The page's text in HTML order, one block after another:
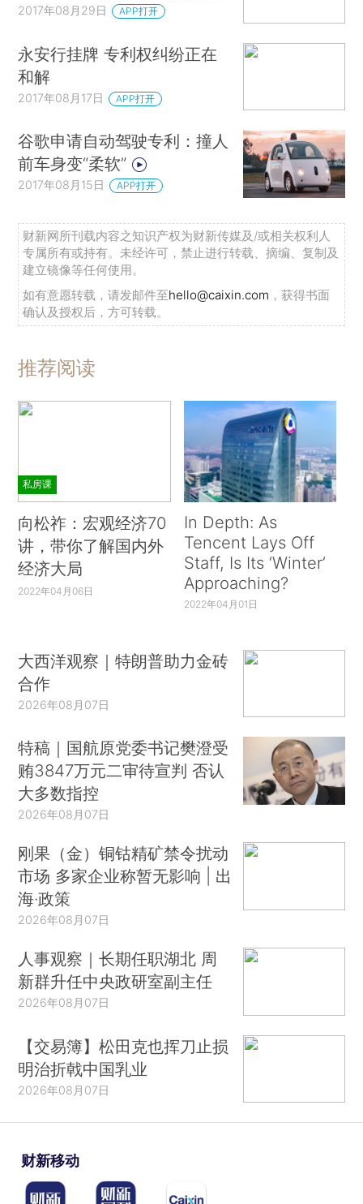
2017年08月29日 APP打开
永安行挂牌 专利权纠纷正在
和解
2017年08月17日 APP打开
谷歌申请自动驾驶专利：撞人
前车身变“柔软”
2017年08月15日 APP打开
财新网所刊载内容之知识产权为财新传媒及/或相关权利人
专属所有或持有。未经许可，禁止进行转载、摘编、复制及
建立镜像等任何使用。
如有意愿转载，请发邮件至hello@caixin.com ，获得书面
确认及授权后，方可转载。
推荐阅读
私房课
向松祚：宏观经济70
讲，带你了解国内外
经济大局
2022年04月06日
In Depth: As
Tencent Lays Off
Staff, Is Its ‘Winter’
Approaching?
2022年04月01日
大西洋观察｜特朗普助力金砖
合作
2026年08月07日
特稿｜国航原党委书记樊澄受
贿3847万元二审待宣判 否认
大多数指控
2026年08月07日
刚果（金）铜钴精矿禁令扰动
市场 多家企业称暂无影响 | 出
海·政策
2026年08月07日
人事观察｜长期任职湖北 周
新群升任中央政研室副主任
2026年08月07日
【交易簿】松田克也挥刀止损
明治折戟中国乳业
2026年08月07日
财新移动